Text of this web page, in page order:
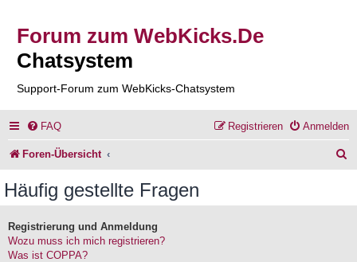
Forum zum WebKicks.De
Chatsystem
Support-Forum zum WebKicks-Chatsystem
FAQ Anmelden
Registrieren
Foren-Übersicht
Häufig gestellte Fragen
Registrierung und Anmeldung
Wozu muss ich mich registrieren?
Was ist COPPA?